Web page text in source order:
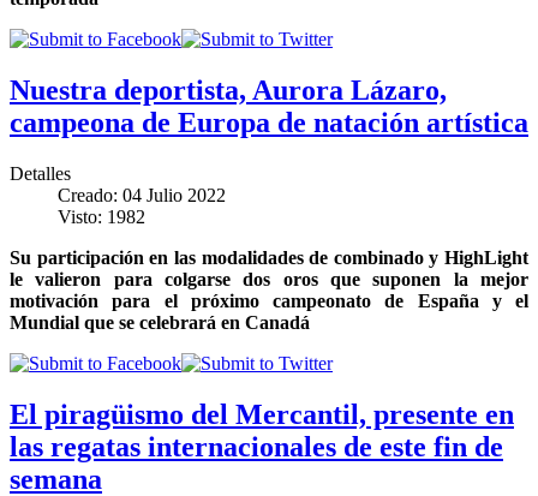
Nuestra deportista, Aurora Lázaro,
campeona de Europa de natación artística
Detalles
Creado: 04 Julio 2022
Visto: 1982
Su participación en las modalidades de combinado y HighLight
le valieron para colgarse dos oros que suponen la mejor
motivación para el próximo campeonato de España y el
Mundial que se celebrará en Canadá
El piragüismo del Mercantil, presente en
las regatas internacionales de este fin de
semana